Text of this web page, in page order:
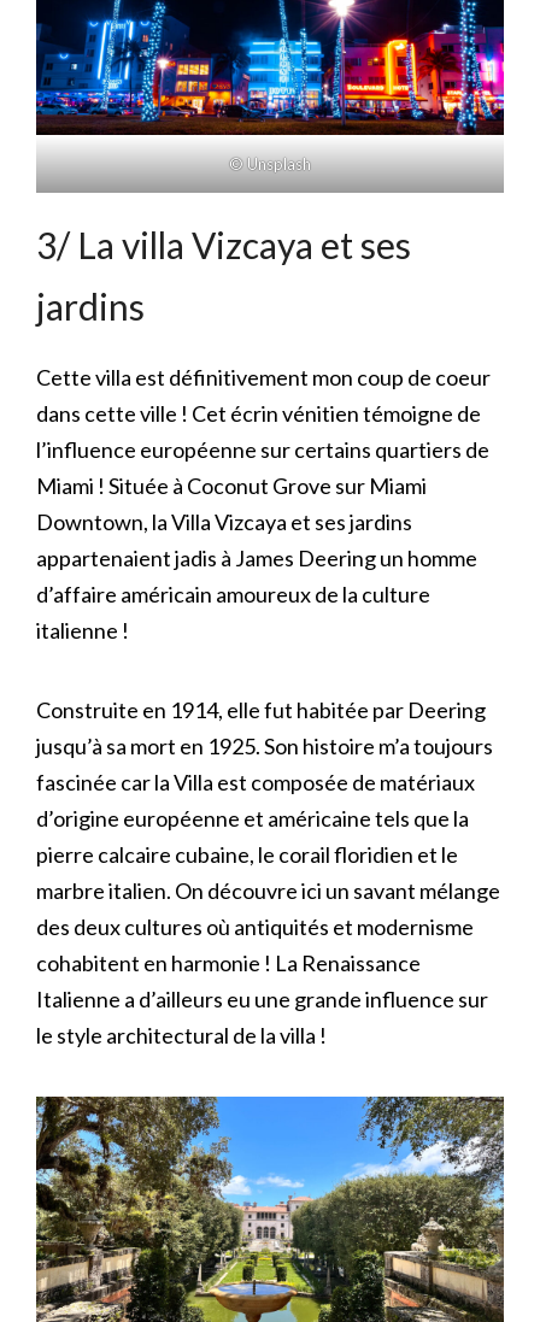
© Unsplash
3/ La villa Vizcaya et ses
jardins
Cette villa est définitivement mon coup de coeur
dans cette ville ! Cet écrin vénitien témoigne de
l’influence européenne sur certains quartiers de
Miami ! Située à Coconut Grove sur Miami
Downtown, la Villa Vizcaya et ses jardins
appartenaient jadis à James Deering un homme
d’affaire américain amoureux de la culture
italienne !
Construite en 1914, elle fut habitée par Deering
jusqu’à sa mort en 1925. Son histoire m’a toujours
fascinée car la Villa est composée de matériaux
d’origine européenne et américaine tels que la
pierre calcaire cubaine, le corail floridien et le
marbre italien. On découvre ici un savant mélange
des deux cultures où antiquités et modernisme
cohabitent en harmonie ! La Renaissance
Italienne a d’ailleurs eu une grande influence sur
le style architectural de la villa !